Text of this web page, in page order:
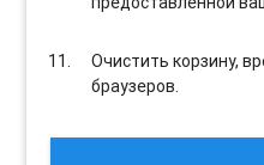
Очистить корзину,
браузеров.